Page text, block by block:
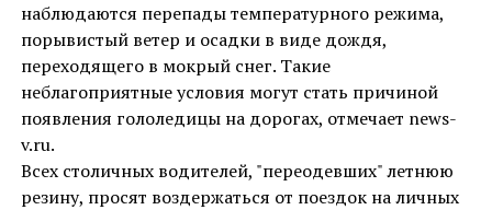
наблюдаются перепады температурного режима,
порывистый ветер и осадки в виде дождя,
переходящего в мокрый снег. Такие
неблагоприятные условия могут стать причиной
появления гололедицы на дорогах, отмечает news-
v.ru.
Всех столичных водителей, "переодевших" летнюю
резину, просят воздержаться от поездок на личных